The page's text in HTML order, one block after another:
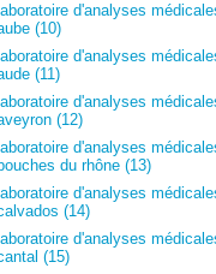
laboratoire d'analyses
(10)
laboratoire d'analyses
(11)
laboratoire d'analyses
(12)
laboratoire d'analyses
bouches du rhône (13)
laboratoire d'analyses
(14)
laboratoire d'analyses
(15)